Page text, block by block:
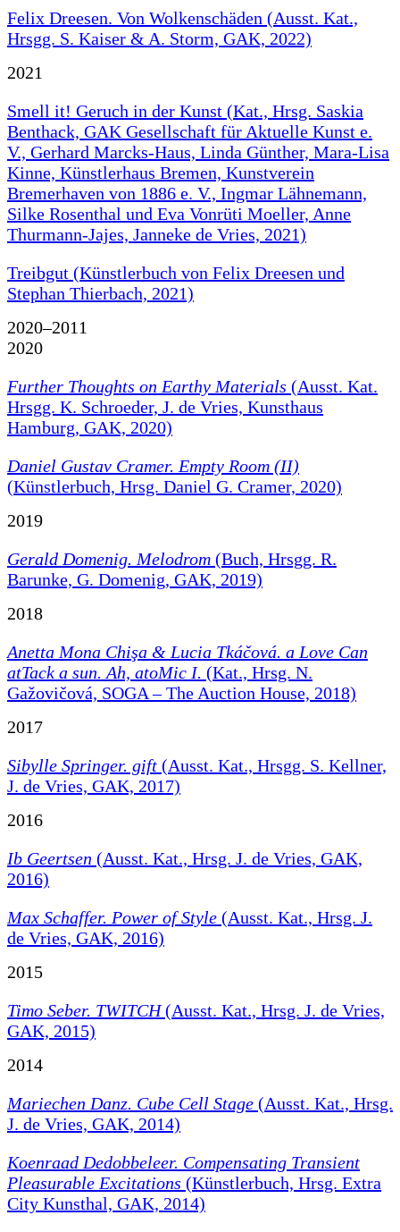
Felix Dreesen. Von Wolkenschäden (Ausst. Kat.,
Hrsgg. S. Kaiser & A. Storm, GAK, 2022)
2021
Smell it! Geruch in der Kunst (Kat., Hrsg. Saskia
Benthack, GAK Gesellschaft für Aktuelle Kunst e.
V., Gerhard Marcks-Haus, Linda Günther, Mara-Lisa
Kinne, Künstlerhaus Bremen, Kunstverein
Bremerhaven von 1886 e. V., Ingmar Lähnemann,
Silke Rosenthal und Eva Vonrüti Moeller, Anne
Thurmann-Jajes, Janneke de Vries, 2021)
Treibgut (Künstlerbuch von Felix Dreesen und
Stephan Thierbach, 2021)
2020–2011
2020
Further Thoughts on Earthy Materials (Ausst. Kat.
Hrsgg. K. Schroeder, J. de Vries, Kunsthaus
Hamburg, GAK, 2020)
Daniel Gustav Cramer. Empty Room (II)
(Künstlerbuch, Hrsg. Daniel G. Cramer, 2020)
2019
Gerald Domenig. Melodrom (Buch, Hrsgg. R.
Barunke, G. Domenig, GAK, 2019)
2018
Anetta Mona Chişa & Lucia Tkáčová. a Love Can
atTack a sun. Ah, atoMic I. (Kat., Hrsg. N.
Gažovičová, SOGA – The Auction House, 2018)
2017
Sibylle Springer. gift (Ausst. Kat., Hrsgg. S. Kellner,
J. de Vries, GAK, 2017)
2016
Ib Geertsen (Ausst. Kat., Hrsg. J. de Vries, GAK,
2016)
Max Schaffer. Power of Style (Ausst. Kat., Hrsg. J.
de Vries, GAK, 2016)
2015
Timo Seber. TWITCH(Ausst. Kat., Hrsg. J. de Vries,
GAK, 2015)
2014
Mariechen Danz. Cube Cell Stage (Ausst. Kat., Hrsg.
J. de Vries, GAK, 2014)
Koenraad Dedobbeleer. Compensating Transient
Pleasurable Excitations (Künstlerbuch, Hrsg. Extra
City Kunsthal, GAK, 2014)